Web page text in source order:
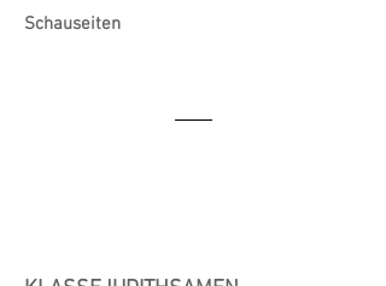
Schauseiten